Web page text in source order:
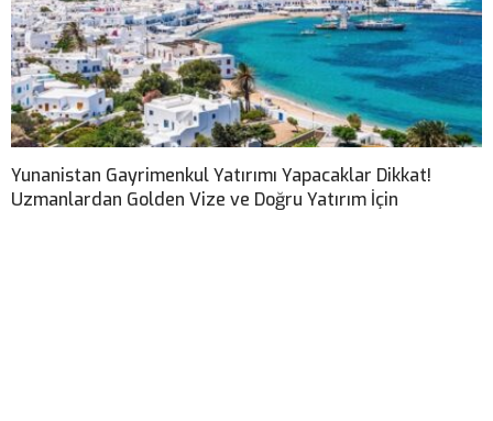
Yunanistan Gayrimenkul Yatırımı Yapacaklar Dikkat!
Uzmanlardan Golden Vize ve Doğru Yatırım İçin